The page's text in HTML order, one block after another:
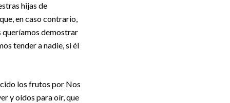
hijas de
en caso contrario,
queríamos demostrar
tender a nadie, si él
los frutos por Nos
y oídos para oír, que